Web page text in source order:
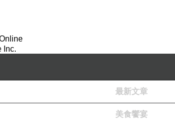
Inc.
最新文章
美食饗宴